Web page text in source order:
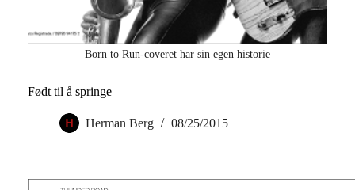
Born to Run-coveret har sin egen historie
Født til å springe
Herman Berg 08/25/2015